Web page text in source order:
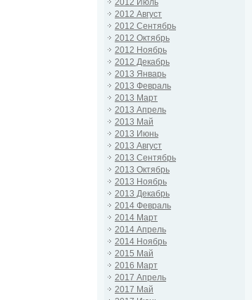
2012 Август
2012 Сентябрь
2012 Октябрь
2012 Ноябрь
2012 Декабрь
2013 Январь
2013 Февраль
2013 Март
2013 Апрель
2013 Май
2013 Июнь
2013 Август
2013 Сентябрь
2013 Октябрь
2013 Ноябрь
2013 Декабрь
2014 Февраль
2014 Март
2014 Апрель
2014 Ноябрь
2015 Май
2016 Март
2017 Апрель
2017 Май